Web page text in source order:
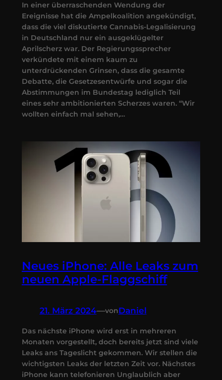
In einer überraschenden Wendung der
Ereignisse hat die Ampelkoalition angekündigt,
dass die viel diskutierte Cannabis-Legalisierung
in Deutschland nur ein ausgeklügelter
Aprilscherz war. Der Regierungssprecher
verkündete mit einem kaum zu
unterdrückenden Grinsen, dass die gesamte
Debatte, die Gesetzesentwürfe und sogar die
Abstimmungen im Bundestag lediglich Teil
eines sehr ambitionierten Scherzes waren. “Wir
wollten einfach mal sehen,…
Neues iPhone: Alle Leaks zum
neuen Apple-Flaggschiff
21. März 2024—vonDaniel
Das nächste iPhone wird erst in mehreren
Monaten vorgestellt, doch bereits jetzt sind viele
Leaks ans Tageslicht gekommen. Wir stellen die
wichtigsten Leaks der letzten Zeit vor. Nächstes
iPhone kann telefonieren Unglaublich aber